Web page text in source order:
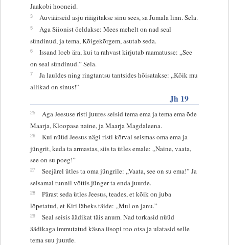
Jaakobi hooneid.
3 Auväärseid asju räägitakse sinu sees, sa Jumala linn. Sela.
5
Aga Siionist öeldakse: Mees mehelt on nad seal
sündinud, ja tema, Kõigekõrgem, asutab seda.
6
Issand loeb ära, kui ta rahvast kirjutab raamatusse: „See
on seal sündinud.” Sela.
7
Ja lauldes ning ringtantsu tantsides hõisatakse: „Kõik mu
allikad on sinus!”
Jh 19
25
Aga Jeesuse risti juures seisid tema ema ja tema ema õde
Maarja, Kloopase naine, ja Maarja Magdaleena.
26
Kui nüüd Jeesus nägi risti kõrval seismas oma ema ja
jüngrit, keda ta armastas, siis ta ütles emale: „Naine, vaata,
see on su poeg!”
27
Seejärel ütles ta oma jüngrile: „Vaata, see on su ema!” Ja
selsamal tunnil võttis jünger ta enda juurde.
28
Pärast seda ütles Jeesus, teades, et kõik on juba
lõpetatud, et Kiri läheks täide: „Mul on janu.”
29
Seal seisis äädikat täis anum. Nad torkasid nüüd
äädikaga immutatud käsna iisopi roo otsa ja ulatasid selle
tema suu juurde.